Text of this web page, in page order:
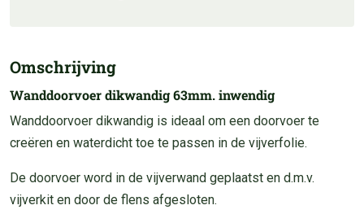
Omschrijving
Wanddoorvoer dikwandig 63mm. inwendig
Wanddoorvoer dikwandig is ideaal om een doorvoer te
creëren en waterdicht toe te passen in de vijverfolie.
De doorvoer word in de vijverwand geplaatst en d.m.v.
vijverkit en door de flens afgesloten.